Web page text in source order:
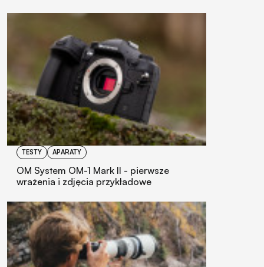
TESTY APARATY
OM System OM-1 Mark II - pierwsze
wrażenia i zdjęcia przykładowe